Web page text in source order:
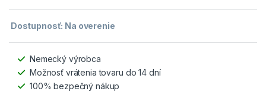
Dostupnosť: Na overenie
Nemecký výrobca
Možnosť vrátenia tovaru do 14 dní
100% bezpečný nákup